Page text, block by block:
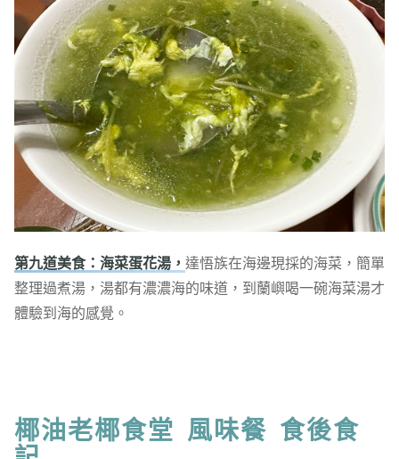
第九道美食：海菜蛋花湯， 達悟族在海邊現採的海菜，簡單
整理過煮湯，湯都有濃濃海的味道，到蘭嶼喝一碗海菜湯才
體驗到海的感覺。
椰油老椰食堂 風味餐 食後食